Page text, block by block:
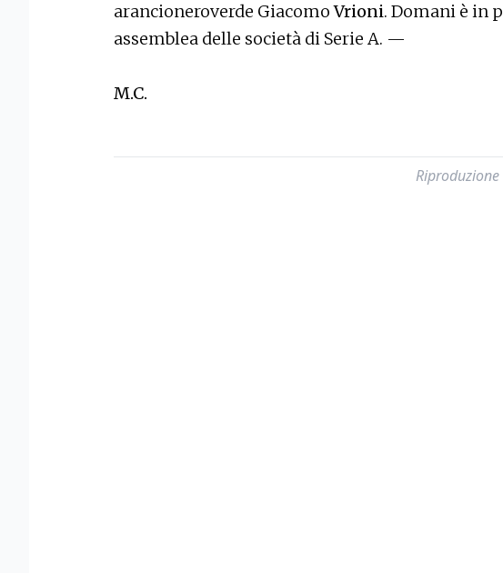
arancioneroverde GiacomoVrioni. Domani è in
assemblea delle società di Serie A. —
M.C.